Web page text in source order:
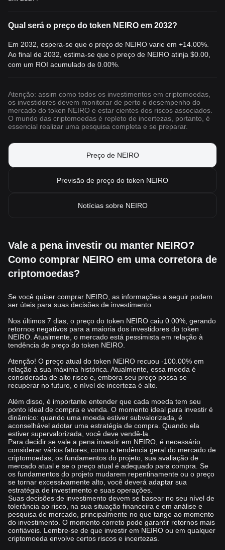
Qual será o preço do token NEIRO em 2032?
Em 2032, espera-se que o preço de NEIRO varie em +14.00%.
Ao final de 2032, estima-se que o preço de NEIRO atinja $0.00
com um ROI acumulado de 0.00%.
Atenção: assim como todos os investimentos em criptomoedas,
os investidores devem monitorar de perto o desempenho do
mercado do token NEIRO e estar cientes dos riscos associados.
O mundo das criptomoedas é repleto de incertezas, portanto, é
essencial realizar uma pesquisa completa e se preparar.
Preço de NEIRO
Previsão de preço do token NEIRO
Notícias sobre NEIRO
Vale a pena investir ou manter NEIRO?
Como comprar NEIRO em uma corretora de
criptomoedas?
Se você quiser comprar NEIRO, as informações a seguir podem
ser úteis para suas decisões de investimento.
Nos últimos 7 dias, o preço do token NEIRO caiu 0.00%, gerando
retornos negativos para a maioria dos investidores do token
NEIRO. Atualmente, o mercado está pessimista em relação à
tendência de preço do token NEIRO.
Atenção! O preço atual do token NEIRO recuou -100.00% em
relação à sua máxima histórica. Atualmente, essa moeda é
considerada de alto risco e, embora seu preço possa se
recuperar no futuro, o nível de incerteza é alto.
Além disso, é importante entender que cada moeda tem seu
ponto ideal de compra e venda. O momento ideal para investir é
dinâmico: quando uma moeda estiver subvalorizada, é
aconselhável adotar uma estratégia de compra. Quando ela
estiver supervalorizada, você deve vendê-la.
Para decidir se vale a pena investir em NEIRO, é necessário
considerar vários fatores, como a tendência geral do mercado de
criptomoedas, os fundamentos do projeto, sua avaliação de
mercado atual e se o preço atual é adequado para compra. Se
os fundamentos do projeto mudarem repentinamente ou o preço
se tornar excessivamente alto, você deverá adaptar sua
estratégia de investimento e suas operações.
Suas decisões de investimento devem se basear no seu nível de
tolerância ao risco, na sua situação financeira e em análise e
pesquisa de mercado, principalmente no que tange ao momento
do investimento. O momento correto pode garantir retornos mais
confiáveis. Lembre-se de que investir em NEIRO ou em qualquer
criptomoeda envolve certos riscos e incertezas.